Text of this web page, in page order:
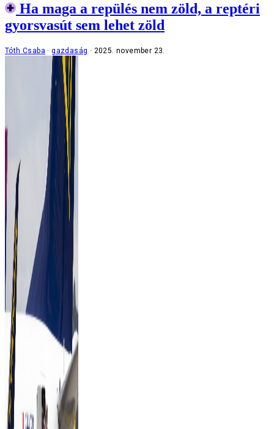
Ha maga a repülés nem zöld, a reptéri
gyorsvasút sem lehet zöld
Tóth Csaba gazdaság 2025. november 23.